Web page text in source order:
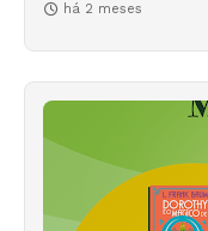
há 2 meses